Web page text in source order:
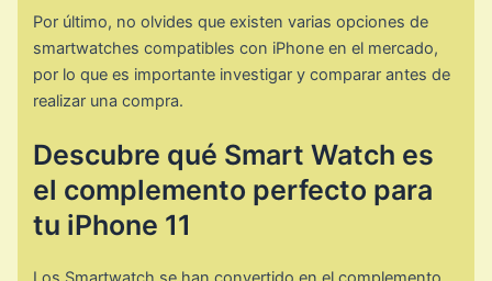
Por último, no olvides que existen varias opciones de
smartwatches compatibles con iPhone en el mercado,
por lo que es importante investigar y comparar antes de
realizar una compra.
Descubre qué Smart Watch es
el complemento perfecto para
tu iPhone 11